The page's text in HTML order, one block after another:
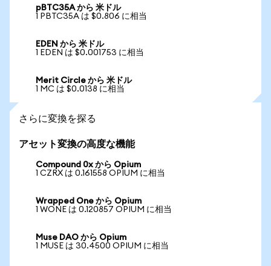
pBTC35A から 米ドル
1 PBTC35A は $0.806 に相当
EDEN から 米ドル
1 EDEN は $0.001753 に相当
Merit Circle から 米ドル
1 MC は $0.0138 に相当
さらに変換を探る
アセット変換の高度な機能
Compound 0x から Opium
1 CZRX は 0.161558 OPIUM に相当
Wrapped One から Opium
1 WONE は 0.120857 OPIUM に相当
Muse DAO から Opium
1 MUSE は 30.4500 OPIUM に相当